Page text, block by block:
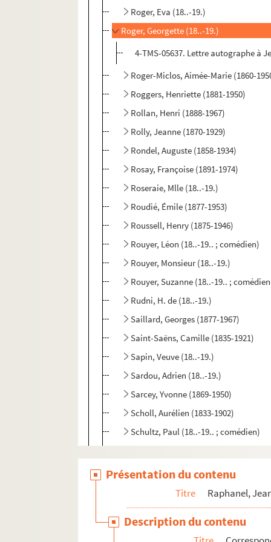
Roger, Eva (18..-19.)
Roger, Georgette (18..-19.)
4-TMS-05637. Lettre autographe à
Roger-Miclos, Aimée-Marie (1860-
Roggers, Henriette (1881-1950)
Rollan, Henri (1888-1967)
Rolly, Jeanne (1870-1929)
Rondel, Auguste (1858-1934)
Rosay, Françoise (1891-1974)
Roseraie, Mlle (18..-19.)
Roudié, Émile (1877-1953)
Roussell, Henry (1875-1946)
Rouyer, Léon (18..-19.. ; comédien)
Rouyer, Monsieur (18..-19.)
Rouyer, Suzanne (18..-19.. ;
Rudni, H. de (18..-19.)
Saillard, Georges (1877-1967)
Saint-Saëns, Camille (1835-1921)
Sapin, Veuve (18..-19.)
Sardou, Adrien (18..-19.)
Sarcey, Yvonne (1869-1950)
Scholl, Aurélien (1833-1902)
Schultz, Paul (18..-19.. ; comédien)
Siblot, Charles (1871-1943)
Signoret, Gabriel (1878-1937)
Silvain, Eugène (1851-1930)
Silvestre Armand (1837-1901)
Présentation du contenu
Titre Raphanel,
Description du contenu